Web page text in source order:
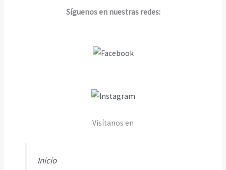
Síguenos en nuestras redes:
Visítanos en
Inicio